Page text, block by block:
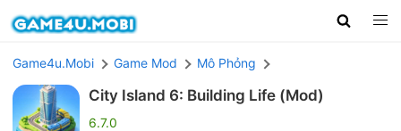
Game4u.Mobi Game Mod Mô Phỏng
City Island 6: Building Life (Mod)
6.7.0